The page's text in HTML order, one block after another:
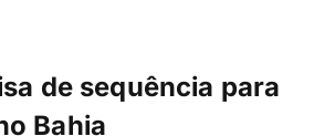
de sequência para
Bahia